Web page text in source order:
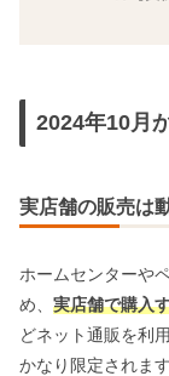
2024年10月
実店舗の販売は
ホームセンターや
め、 実店舗で購入
どネット通販を利
かなり限定されま